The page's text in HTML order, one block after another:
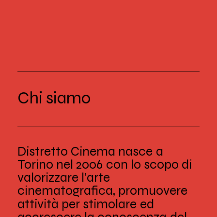
Chi siamo
Distretto Cinema nasce a
Torino nel 2006 con lo scopo di
valorizzare l’arte
cinematografica, promuovere
attività per stimolare ed